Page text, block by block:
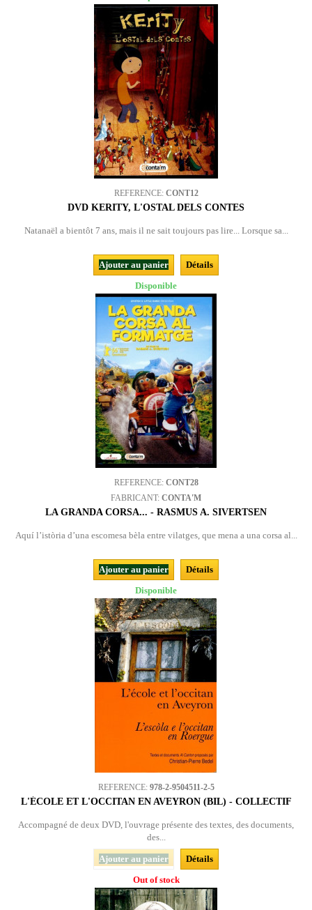
REFERENCE: CONT12
DVD KERITY, L'OSTAL DELS CONTES
Natanaël a bientôt 7 ans, mais il ne sait toujours pas lire... Lorsque sa...
Ajouter au panier
Détails
Disponible
REFERENCE: CONT28
FABRICANT: CONTA'M
LA GRANDA CORSA... - RASMUS A. SIVERTSEN
Aquí l’istòria d’una escomesa bèla entre vilatges, que mena a una corsa al...
Ajouter au panier
Détails
Disponible
REFERENCE: 978-2-9504511-2-5
L'ÉCOLE ET L'OCCITAN EN AVEYRON (BIL) - COLLECTIF
Accompagné de deux DVD, l'ouvrage présente des textes, des documents,
des...
Ajouter au panier
Détails
Out of stock